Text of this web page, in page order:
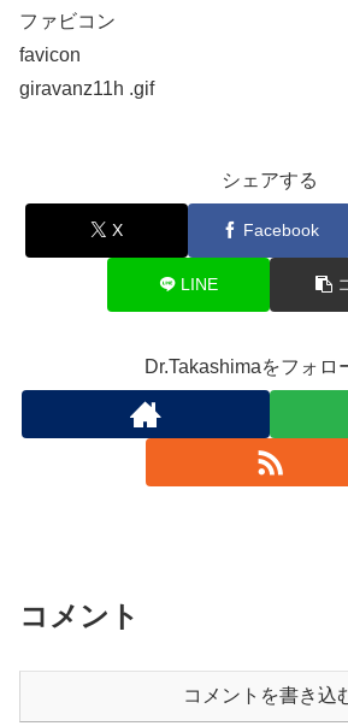
ファビコン
favicon
giravanz11h .gif
シェアする
X Facebook
LINE
Dr.Takashimaをフォロ
コメント
コメントを書き込